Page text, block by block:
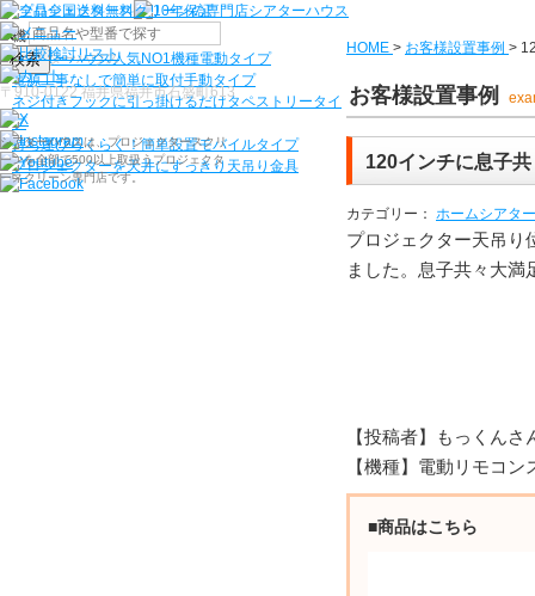
検索
HOME > お客様設置事例 >
お客様設置事例
120インチに息子
カテゴリー： ホームシアター
プロジェクター天吊り
ました。息子共々大満
【投稿者】もっくんさ
【機種】電動リモコン
■商品はこちら
機種から選ぶ
シアターハウス人気NO1機種電動タイプ
電源工事なしで簡単に取付手動タイプ
ネジ付きフックに引っ掛けるだけタペストリータイ
プ
持ち運びらくらく！簡単設置モバイルタイプ
プロジェクターを天井にすっきり 天吊り金具
〒910-0122 福井県福井市石盛町613
シアターハウスは、プロジェクタースクリ
ーンを全部で500以上取扱うプロジェクタ
ースクリーン専門店です。